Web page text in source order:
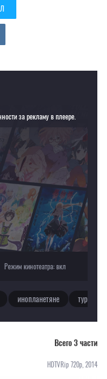
за рекламу в плеере.
другой плеер!
VPN
Режим кинотеатра:вкл
инопланетяне турнир
Всего 3 части
HDTVRip 720p, 2014